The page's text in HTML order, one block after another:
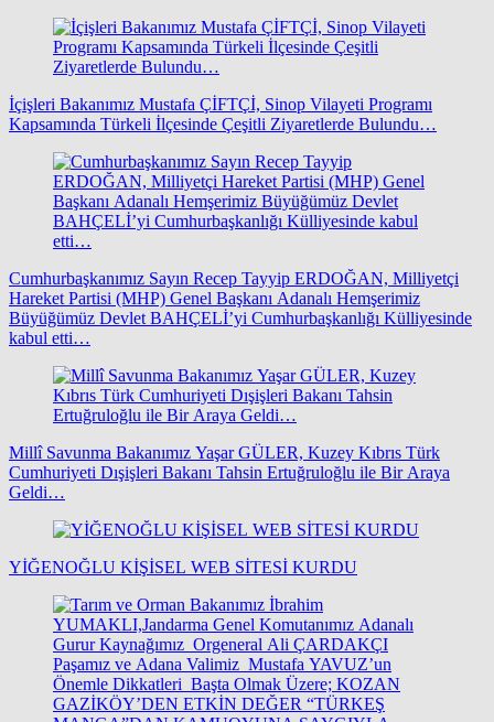
İçişleri Bakanımız Mustafa ÇİFTÇİ, Sinop Vilayeti Programı
Kapsamında Türkeli İlçesinde Çeşitli Ziyaretlerde Bulundu…
Cumhurbaşkanımız Sayın Recep Tayyip ERDOĞAN, Milliyetçi
Hareket Partisi (MHP) Genel Başkanı Adanalı Hemşerimiz
Büyüğümüz Devlet BAHÇELİ’yi Cumhurbaşkanlığı Külliyesinde
kabul etti…
Millî Savunma Bakanımız Yaşar GÜLER, Kuzey Kıbrıs Türk
Cumhuriyeti Dışişleri Bakanı Tahsin Ertuğruloğlu ile Bir Araya
Geldi…
YİĞENOĞLU KİŞİSEL WEB SİTESİ KURDU